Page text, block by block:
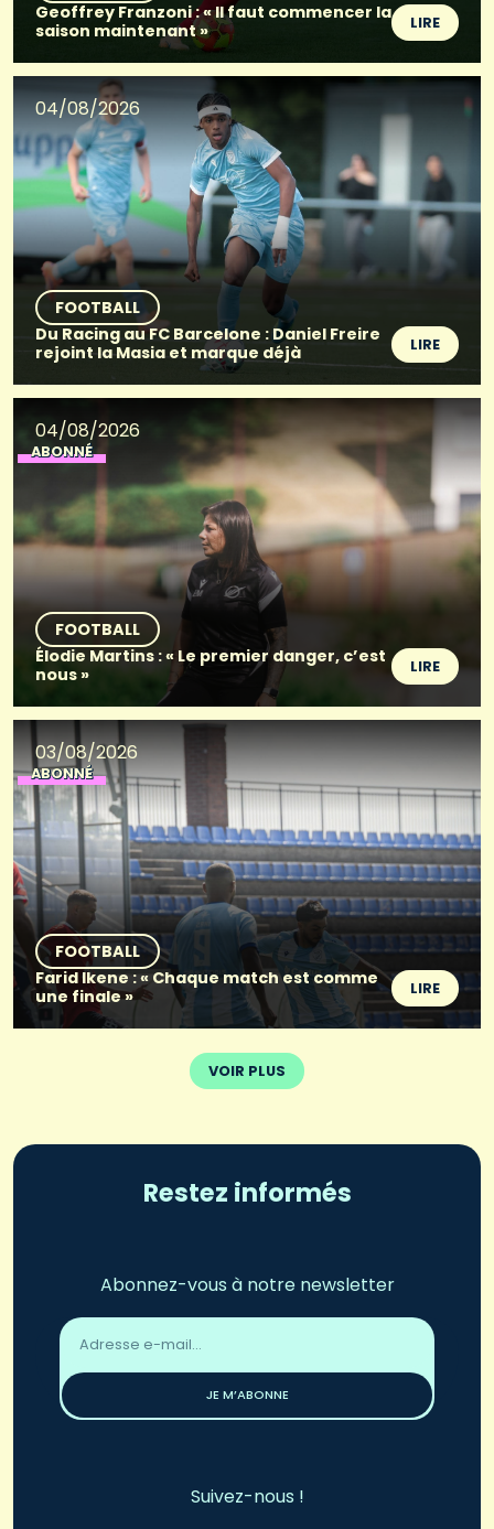
Geoffrey Franzoni : « Il faut commencer la
saison maintenant »
LIRE
04/08/2026
FOOTBALL
Du Racing au FC Barcelone : Daniel Freire
rejoint la Masia et marque déjà
LIRE
04/08/2026
ABONNÉ
FOOTBALL
Élodie Martins : « Le premier danger, c’est
nous »
LIRE
03/08/2026
ABONNÉ
FOOTBALL
Farid Ikene : « Chaque match est comme
une finale »
LIRE
VOIR PLUS
Restez informés
Abonnez-vous à notre newsletter
Adresse
email
JE M’ABONNE
Suivez-nous !